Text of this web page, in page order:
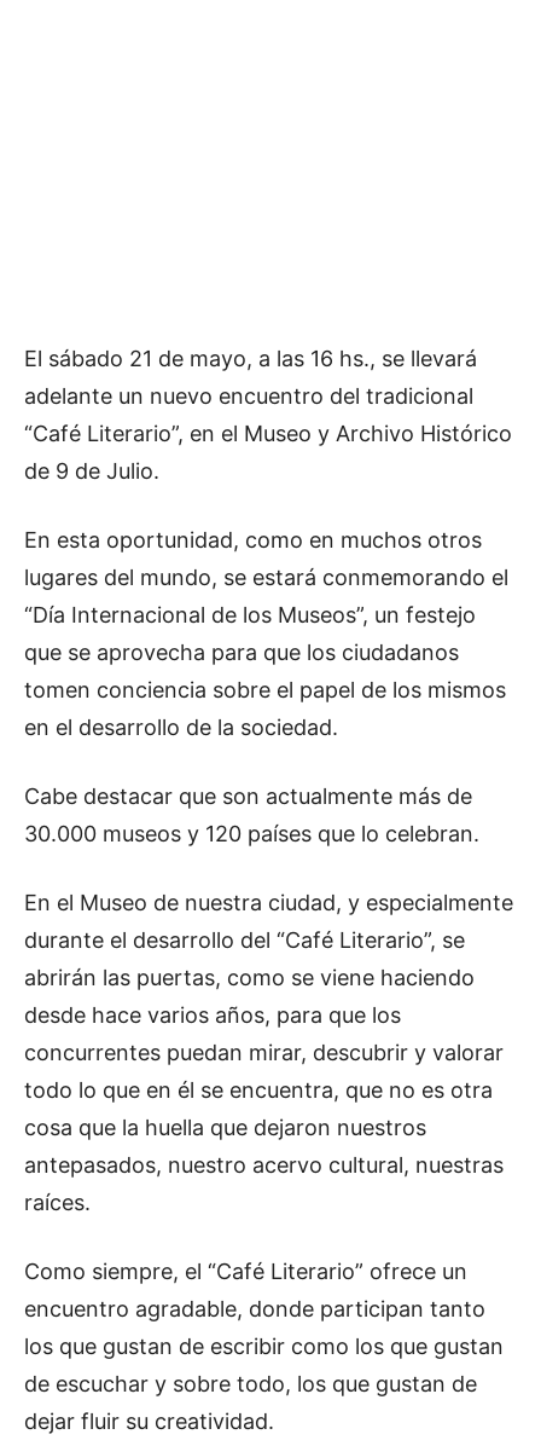
El sábado 21 de mayo, a las 16 hs., se llevará
adelante un nuevo encuentro del tradicional
“Café Literario”, en el Museo y Archivo Histórico
de 9 de Julio.
En esta oportunidad, como en muchos otros
lugares del mundo, se estará conmemorando el
“Día Internacional de los Museos”, un festejo
que se aprovecha para que los ciudadanos
tomen conciencia sobre el papel de los mismos
en el desarrollo de la sociedad.
Cabe destacar que son actualmente más de
30.000 museos y 120 países que lo celebran.
En el Museo de nuestra ciudad, y especialmente
durante el desarrollo del “Café Literario”, se
abrirán las puertas, como se viene haciendo
desde hace varios años, para que los
concurrentes puedan mirar, descubrir y valorar
todo lo que en él se encuentra, que no es otra
cosa que la huella que dejaron nuestros
antepasados, nuestro acervo cultural, nuestras
raíces.
Como siempre, el “Café Literario” ofrece un
encuentro agradable, donde participan tanto
los que gustan de escribir como los que gustan
de escuchar y sobre todo, los que gustan de
dejar fluir su creatividad.